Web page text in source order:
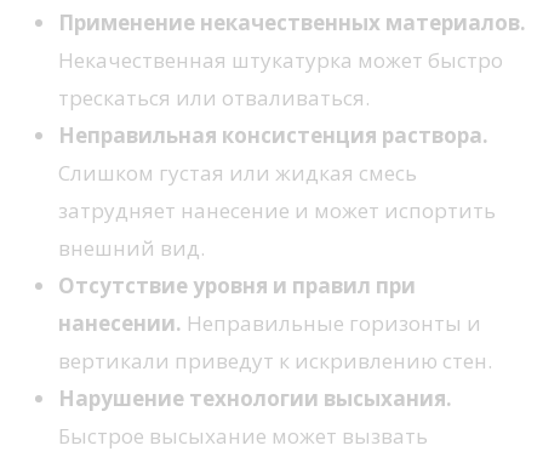
Применение некачественных материалов.
Некачественная штукатурка может быстро
трескаться или отваливаться.
Неправильная консистенция раствора.
Слишком густая или жидкая смесь
затрудняет нанесение и может испортить
внешний вид.
Отсутствие уровня и правил при
нанесении. Неправильные горизонты и
вертикали приведут к искривлению стен.
Нарушение технологии высыхания.
Быстрое высыхание может вызвать